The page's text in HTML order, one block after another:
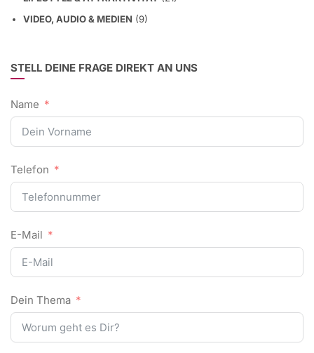
VIDEO, AUDIO & MEDIEN (9)
STELL DEINE FRAGE DIREKT AN UNS
Name
Telefon
E-Mail
Dein Thema